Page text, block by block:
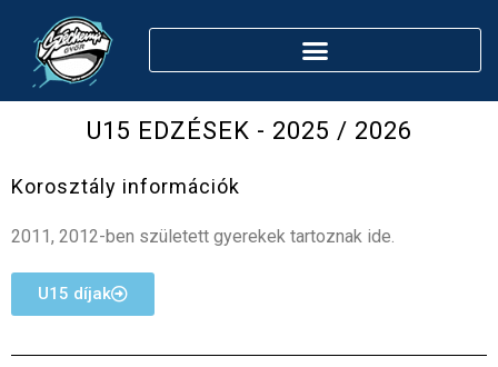
U15 EDZÉSEK - 2025 / 2026
Korosztály információk
2011, 2012-ben született gyerekek tartoznak ide.
U15 díjak